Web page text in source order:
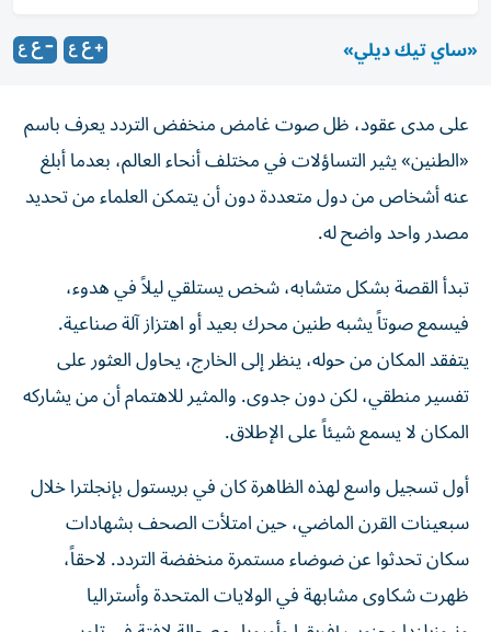
«ساي تيك ديلي»
على مدى عقود، ظل صوت غامض منخفض التردد يعرف باسم
«الطنين» يثير التساؤلات في مختلف أنحاء العالم، بعدما أبلغ
عنه أشخاص من دول متعددة دون أن يتمكن العلماء من تحديد
مصدر واحد واضح له.
تبدأ القصة بشكل متشابه، شخص يستلقي ليلاً في هدوء،
فيسمع صوتاً يشبه طنين محرك بعيد أو اهتزاز آلة صناعية.
يتفقد المكان من حوله، ينظر إلى الخارج، يحاول العثور على
تفسير منطقي، لكن دون جدوى. والمثير للاهتمام أن من يشاركه
المكان لا يسمع شيئاً على الإطلاق.
أول تسجيل واسع لهذه الظاهرة كان في بريستول بإنجلترا خلال
سبعينات القرن الماضي، حين امتلأت الصحف بشهادات
سكان تحدثوا عن ضوضاء مستمرة منخفضة التردد. لاحقاً،
ظهرت شكاوى مشابهة في الولايات المتحدة وأستراليا